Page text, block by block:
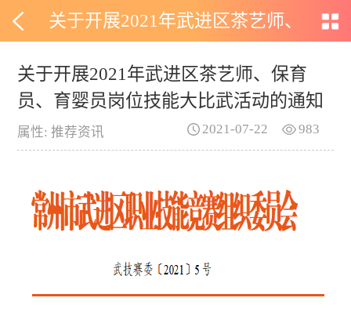
关于开展2021年武进区茶艺师、
保育员、育婴员岗位技能大比武
活动的通知
关于开展2021年武进区茶艺师、保育
员、育婴员岗位技能大比武活动的通知
属性: 推荐资讯 983
2021-07-22